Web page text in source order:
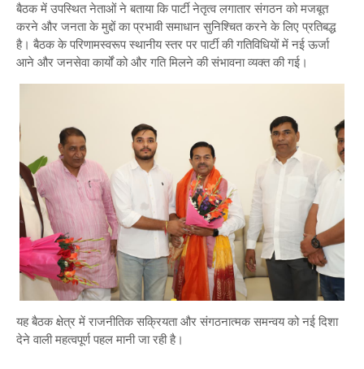
बैठक में उपस्थित नेताओं ने बताया कि पार्टी नेतृत्व लगातार संगठन को मजबूत
करने और जनता के मुद्दों का प्रभावी समाधान सुनिश्चित करने के लिए प्रतिबद्ध
है। बैठक के परिणामस्वरूप स्थानीय स्तर पर पार्टी की गतिविधियों में नई ऊर्जा
आने और जनसेवा कार्यों को और गति मिलने की संभावना व्यक्त की गई।
यह बैठक क्षेत्र में राजनीतिक सक्रियता और संगठनात्मक समन्वय को नई दिशा
देने वाली महत्वपूर्ण पहल मानी जा रही है।